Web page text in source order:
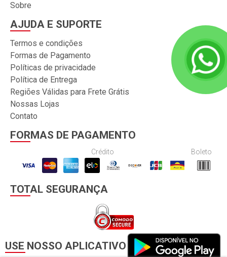
Sobre
AJUDA E SUPORTE
Termos e condições
Formas de Pagamento
Políticas de privacidade
Política de Entrega
Regiões Válidas para Frete Grátis
Nossas Lojas
Contato
FORMAS DE PAGAMENTO
Crédito Boleto
TOTAL SEGURANÇA
USE NOSSO APLICATIVO